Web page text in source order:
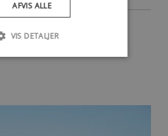
AFVIS ALLE
VIS DETALJER